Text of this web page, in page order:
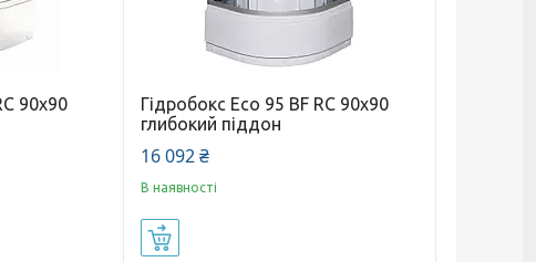
90х90
Гідробокс Eco 95 BF RC 90х90
глибокий піддон
16 092 ₴
В наявності